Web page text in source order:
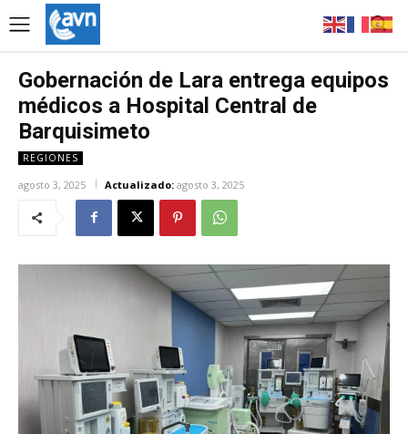
Gobernación de Lara entrega equipos
médicos a Hospital Central de
Barquisimeto
REGIONES
agosto 3, 2025 Actualizado: agosto 3, 2025